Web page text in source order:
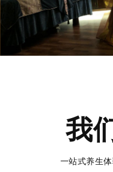
我
一站式养生